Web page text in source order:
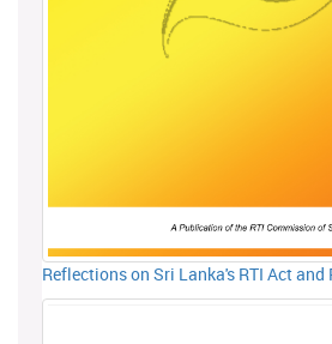
Reflections on Sri Lanka's RTI Act and